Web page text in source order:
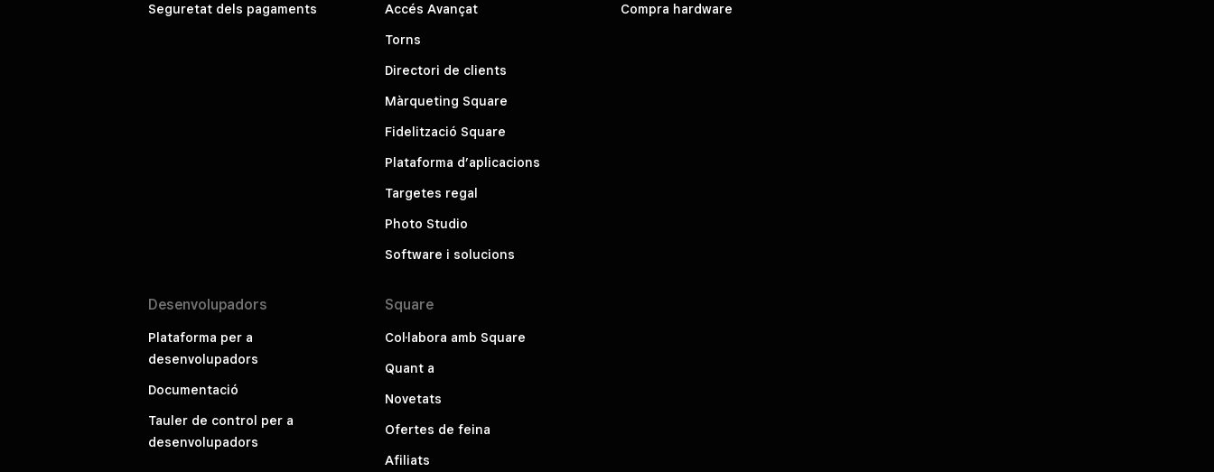
Seguretat dels pagaments Accés Avançat
Torns
Directori de clients
Màrqueting Square
Fidelització Square
Plataforma d’aplicacions
Targetes regal
Photo Studio
Software i solucions
Compra hardware
Desenvolupadors
Plataforma per a
desenvolupadors
Documentació
Tauler de control per a
desenvolupadors
Square
Col·labora amb Square
Quant a
Novetats
Ofertes de feina
Afiliats